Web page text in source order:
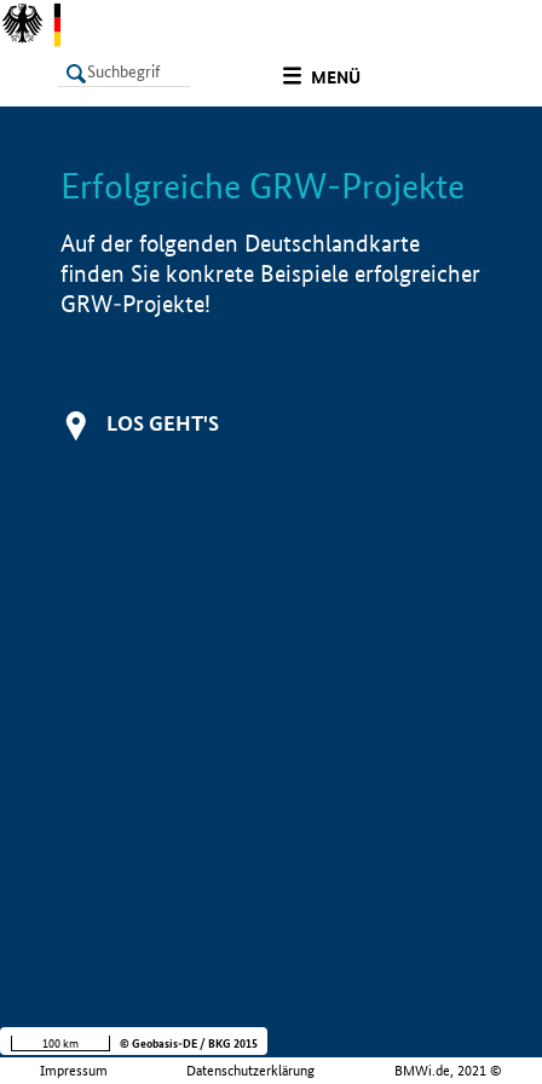
MENÜ
LISTE Info
Erfolgreiche GRW-Projekte
Auf der folgenden Deutschlandkarte
finden Sie konkrete Beispiele erfolgreicher
GRW-Projekte!
LOS GEHT'S
Impressum Datenschutzerklärung BMWi.de, 2021 ©
100 km © Geobasis-DE / BKG 2015